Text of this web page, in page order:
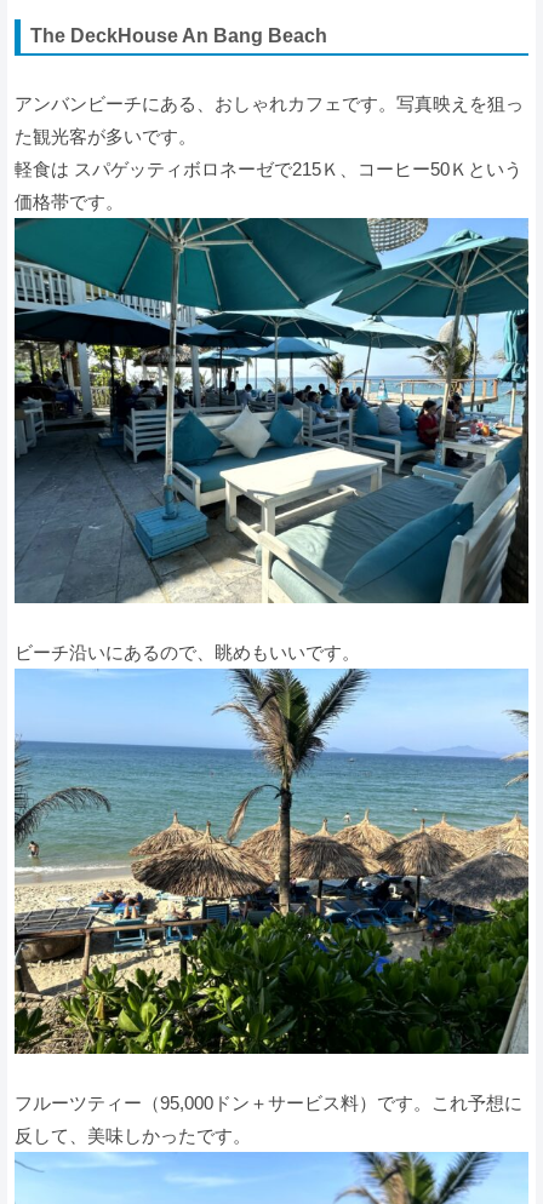
The DeckHouse An Bang Beach
アンバンビーチにある、おしゃれカフェです。写真映えを狙っ
た観光客が多いです。
軽食は スパゲッティボロネーゼで215Ｋ、コーヒー50Ｋという
価格帯です。
ビーチ沿いにあるので、眺めもいいです。
フルーツティー（95,000ドン＋サービス料）です。これ予想に
反して、美味しかったです。